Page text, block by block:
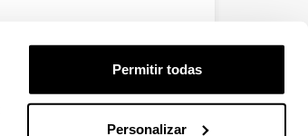
Permitir todas
Personalizar